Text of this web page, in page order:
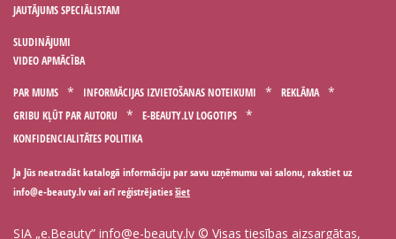
JAUTĀJUMS SPECIĀLISTAM
SLUDINĀJUMI
VIDEO APMĀCĪBA
PAR MUMS INFORMĀCIJAS IZVIETOŠANAS NOTEIKUMI
REKLĀMA
GRIBU KĻŪT PAR AUTORU
E-BEAUTY.LV LOGOTIPS
KONFIDENCIALITĀTES POLITIKA
Ja Jūs neatradāt katalogā informāciju par savu uzņēmumu vai salonu, rakstiet uz
vai arī reģistrējatiesšiet
SIA „e.Beauty” info@e-beauty.lv © Visas tiesības aizsargātas,